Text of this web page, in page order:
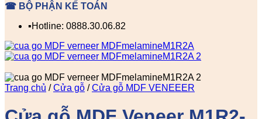
☎ BỘ PHẬN KẾ TOÁN
▪️Hotline: 0888.30.06.82
Trang chủ / Cửa gỗ / Cửa gỗ MDF VENEEER